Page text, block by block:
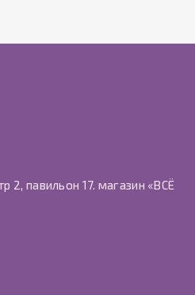
2, павильон 17. магазин «ВСЁ